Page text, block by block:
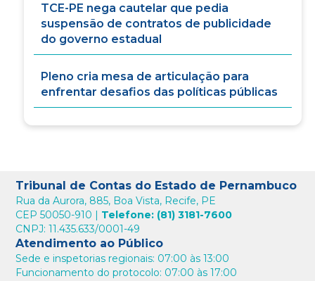
TCE-PE nega cautelar que pedia
suspensão de contratos de publicidade
do governo estadual
Pleno cria mesa de articulação para
enfrentar desafios das políticas públicas
Tribunal de Contas do Estado de Pernambuco
Rua da Aurora, 885, Boa Vista, Recife, PE
CEP 50050-910 | Telefone: (81) 3181-7600
CNPJ: 11.435.633/0001-49
Atendimento ao Público
Sede e inspetorias regionais: 07:00 às 13:00
Funcionamento do protocolo: 07:00 às 17:00